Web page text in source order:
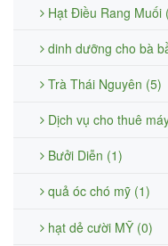
Hạt Điều Rang Muối
dinh dưỡng cho bà
Trà Thái Nguyên (5)
Dịch vụ cho thuê
Bưởi Diễn (1)
quả óc chó mỹ (1)
hạt dẻ cười MỸ (0)